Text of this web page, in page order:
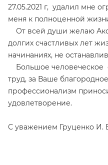
27.05.2021 г, удалил мне
меня к полноценной
От всей души желаю
долгих счастливых лет
начинаниях, не
Большое человеческое
труд, за Ваше
профессионализм
удовлетворение.
С уважением Груценко И.